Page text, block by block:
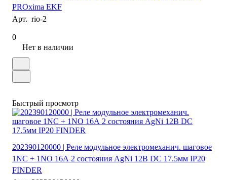
PROxima EKF
Арт. rio-2
0
Нет в наличии
Быстрый просмотр
202390120000 | Реле модульное электромеханич. шаговое
1NC + 1NO 16А 2 состояния AgNi 12В DC 17.5мм IP20
FINDER